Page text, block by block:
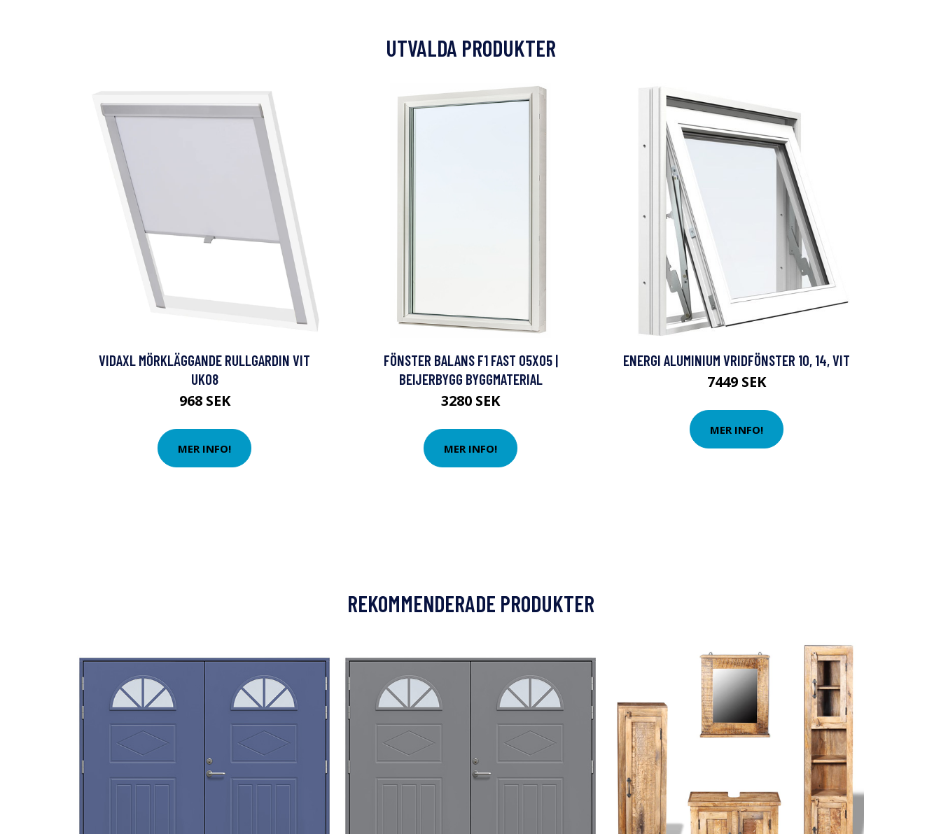
UTVALDA PRODUKTER
VIDAXL MÖRKLÄGGANDE RULLGARDIN VIT
UK08
968 SEK
MER INFO!
FÖNSTER BALANS F1 FAST 05X05 |
BEIJERBYGG BYGGMATERIAL
3280 SEK
MER INFO!
ENERGI ALUMINIUM VRIDFÖNSTER 10, 14, VIT
7449 SEK
MER INFO!
REKOMMENDERADE PRODUKTER